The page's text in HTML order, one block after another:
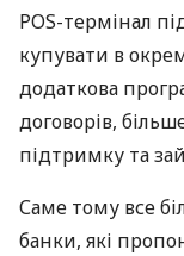
POS-термінал
купувати в
додаткова
договорів,
підтримку та
Саме тому все
банки, які